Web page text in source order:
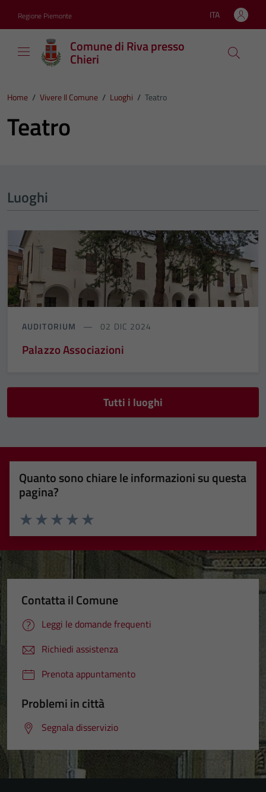
Regione Piemonte Lingua attiva:
ITA
Comune di Riva presso
Chieri
Home / Vivere Il Comune / Luoghi / Teatro
Teatro
Luoghi
AUDITORIUM 02 DIC 2024
Palazzo Associazioni
Tutti i luoghi
Quanto sono chiare le informazioni su questa
pagina?
Valuta 5 stelle su 5
Valuta 4 stelle su 5
Valuta 3 stelle su 5
Valuta 2 stelle su 5
Valuta 1 stelle su 5
Contatta il Comune
Leggi le domande frequenti
Richiedi assistenza
Prenota appuntamento
Problemi in città
Segnala disservizio